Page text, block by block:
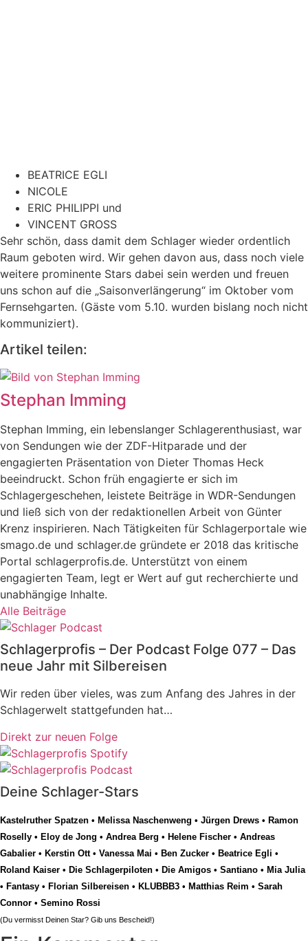
BEATRICE EGLI
NICOLE
ERIC PHILIPPI und
VINCENT GROSS
Sehr schön, dass damit dem Schlager wieder ordentlich
Raum geboten wird. Wir gehen davon aus, dass noch viele
weitere prominente Stars dabei sein werden und freuen
uns schon auf die „Saisonverlängerung“ im Oktober vom
Fernsehgarten. (Gäste vom 5.10. wurden bislang noch nicht
kommuniziert).
Artikel teilen:
Stephan Imming
Stephan Imming, ein lebenslanger Schlagerenthusiast, war
von Sendungen wie der ZDF-Hitparade und der
engagierten Präsentation von Dieter Thomas Heck
beeindruckt. Schon früh engagierte er sich im
Schlagergeschehen, leistete Beiträge in WDR-Sendungen
und ließ sich von der redaktionellen Arbeit von Günter
Krenz inspirieren. Nach Tätigkeiten für Schlagerportale wie
smago.de und schlager.de gründete er 2018 das kritische
Portal schlagerprofis.de. Unterstützt von einem
engagierten Team, legt er Wert auf gut recherchierte und
unabhängige Inhalte.
Alle Beiträge
Schlagerprofis – Der Podcast Folge 077 – Das
neue Jahr mit Silbereisen
Wir reden über vieles, was zum Anfang des Jahres in der
Schlagerwelt stattgefunden hat…
Direkt zur neuen Folge
Deine Schlager-Stars
Kastelruther Spatzen • Melissa Naschenweng • Jürgen Drews • Ramon
Roselly • Eloy de Jong • Andrea Berg • Helene Fischer • Andreas
Gabalier • Kerstin Ott• Vanessa Mai • Ben Zucker • Beatrice Egli •
Roland Kaiser • Die Schlagerpiloten • Die Amigos • Santiano • Mia Julia
• Fantasy • Florian Silbereisen • KLUBBB3 • Matthias Reim • Sarah
Connor • Semino Rossi
(Du vermisst Deinen Star? Gib uns Bescheid!)